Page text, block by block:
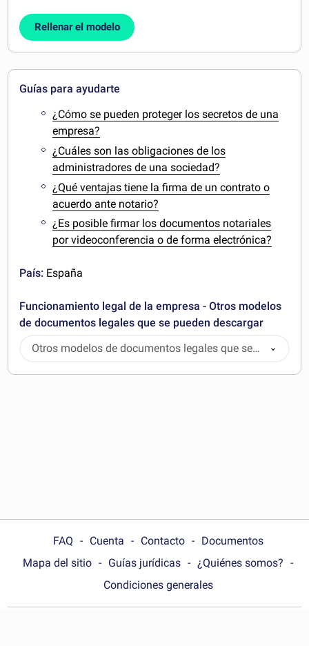
Rellenar el modelo
Guías para ayudarte
¿Cómo se pueden proteger los secretos de una
empresa?
¿Cuáles son las obligaciones de los
administradores de una sociedad?
¿Qué ventajas tiene la firma de un contrato o
acuerdo ante notario?
¿Es posible firmar los documentos notariales
por videoconferencia o de forma electrónica?
País: España
Funcionamiento legal de la empresa - Otros modelos
de documentos legales que se pueden descargar
Otros modelos de documentos legales que se
pueden descargar
FAQ Cuenta Contacto
Documentos
Mapa del sitio
Guías jurídicas
¿Quiénes somos?
Condiciones generales